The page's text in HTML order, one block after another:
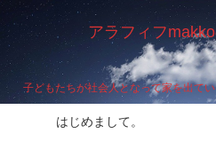
アラフィフ
子どもたちが社会人となって家を出て
はじめまして。